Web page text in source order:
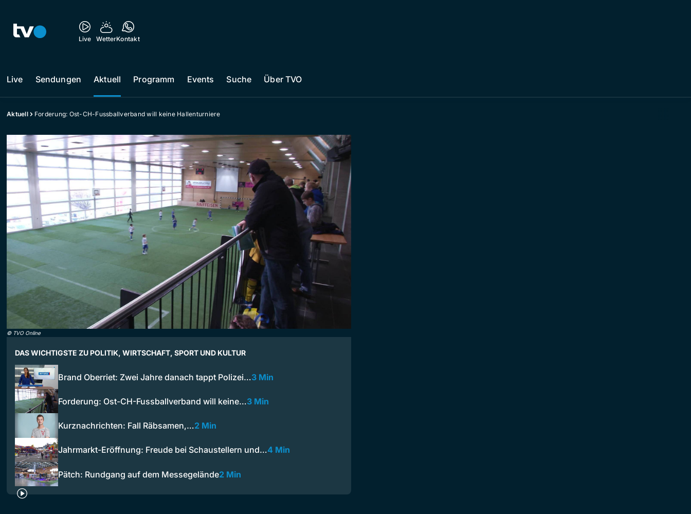
Live WetterKontakt
Live Sendungen Aktuell Programm Events Suche Über TVO
Aktuell Forderung: Ost-CH-Fussballverband will keine Hallenturniere
© TVO Online
DAS WICHTIGSTE ZU POLITIK, WIRTSCHAFT, SPORT UND KULTUR
Brand Oberriet: Zwei Jahre danach tappt Polizei…3 Min
Forderung: Ost-CH-Fussballverband will keine…3 Min
Kurznachrichten: Fall Räbsamen,…2 Min
Jahrmarkt-Eröffnung: Freude bei Schaustellern und…4 Min
Pätch: Rundgang auf dem Messegelände2 Min